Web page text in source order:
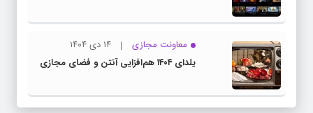
معاونت مجازی
۱۴ دی ۱۴۰۴
یلدای ۱۴۰۴ هم‌افزایی آنتن و فضای مجازی